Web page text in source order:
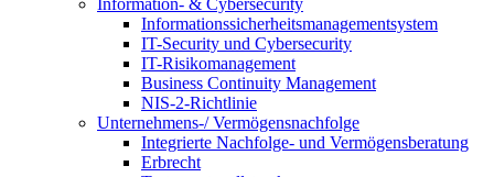
Information- & Cybersecurity
Informationssicherheitsmanagementsystem
IT-Security und Cybersecurity
IT-Risikomanagement
Business Continuity Management
NIS-2-Richtlinie
Unternehmens-/Vermögensnachfolge
Integrierte Nachfolge- und Vermögensberatung
Erbrecht